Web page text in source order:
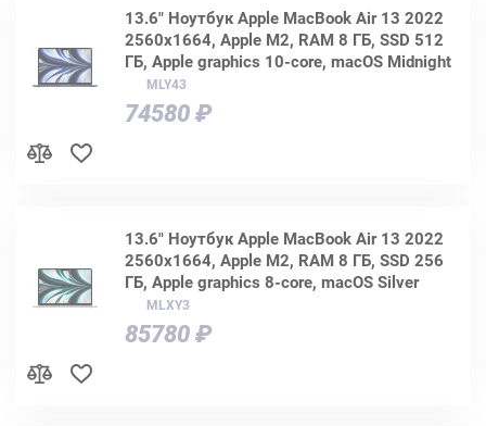
13.6" Ноутбук Apple MacBook Air 13 2022
2560x1664, Apple M2, RAM 8 ГБ, SSD 512
ГБ, Apple graphics 10-core, macOS Midnight
MLY43
74580 ₽
13.6" Ноутбук Apple MacBook Air 13 2022
2560x1664, Apple M2, RAM 8 ГБ, SSD 256
ГБ, Apple graphics 8-core, macOS Silver
MLXY3
85780 ₽